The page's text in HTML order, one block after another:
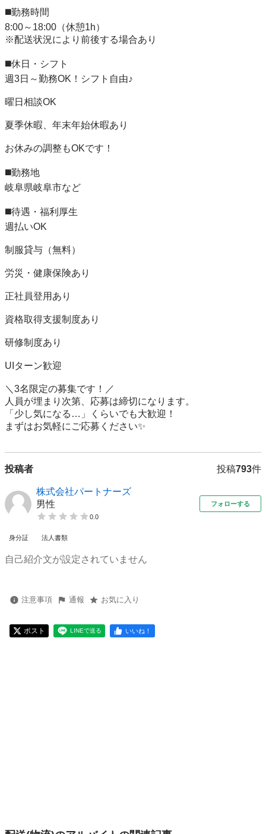
◼️勤務時間
8:00～18:00（休憩1h）
※配送状況により前後する場合あり
◼️休日・シフト
週3日～勤務OK！シフト自由♪
曜日相談OK
夏季休暇、年末年始休暇あり
お休みの調整もOKです！
◼️勤務地
岐阜県岐阜市など
◼️待遇・福利厚生
週払いOK
制服貸与（無料）
労災・健康保険あり
正社員登用あり
資格取得支援制度あり
研修制度あり
UIターン歓迎
＼3名限定の募集です！／
人員が埋まり次第、応募は締切になります。
「少し気になる…」くらいでも大歓迎！
まずはお気軽にご応募ください✨
投稿者 投稿793件
株式会社パートナーズ
男性
0.0
フォローする
身分証 法人書類
自己紹介文が設定されていません
注意事項 通報 お気に入り
ポスト LINEで送る いいね！